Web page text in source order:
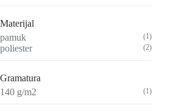
Materijal
pamuk
(1)
poliester (2)
Gramatura
140 g/m2
(1)